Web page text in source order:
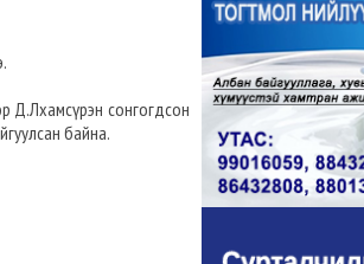
Д.Лхамсүрэн сонгогдсон
байна.